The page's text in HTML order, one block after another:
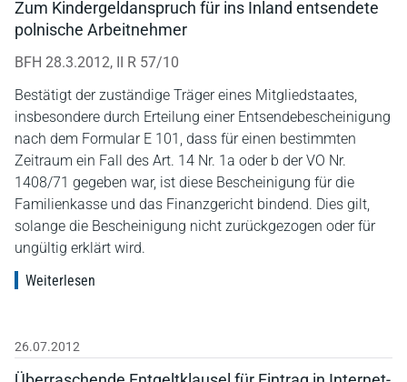
Zum Kindergeldanspruch für ins Inland entsendete
polnische Arbeitnehmer
BFH 28.3.2012, II R 57/10
Bestätigt der zuständige Träger eines Mitgliedstaates,
insbesondere durch Erteilung einer Entsendebescheinigung
nach dem Formular E 101, dass für einen bestimmten
Zeitraum ein Fall des Art. 14 Nr. 1a oder b der VO Nr.
1408/71 gegeben war, ist diese Bescheinigung für die
Familienkasse und das Finanzgericht bindend. Dies gilt,
solange die Bescheinigung nicht zurückgezogen oder für
ungültig erklärt wird.
Weiterlesen
26.07.2012